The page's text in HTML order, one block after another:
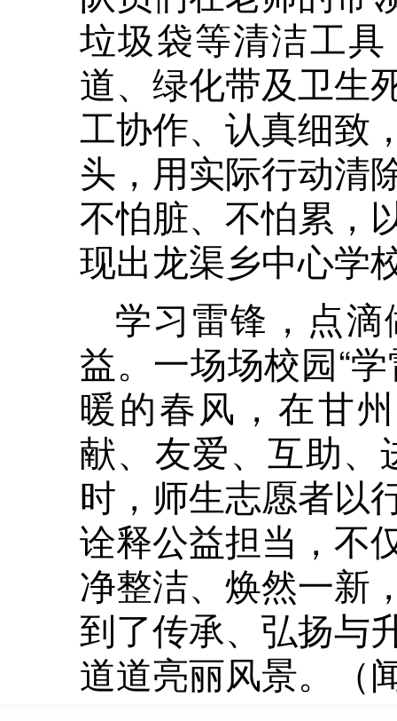
垃圾袋等清洁工
道、绿化带及卫生
工协作、认真细致
头，用实际行动清
不怕脏、不怕累，
现出龙渠乡中心学
学习雷锋，点
益。一场场校园“
暖的春风，在甘
献、友爱、互助、
时，师生志愿者以
诠释公益担当，不
净整洁、焕然一新
到了传承、弘扬与
道道亮丽风景。（